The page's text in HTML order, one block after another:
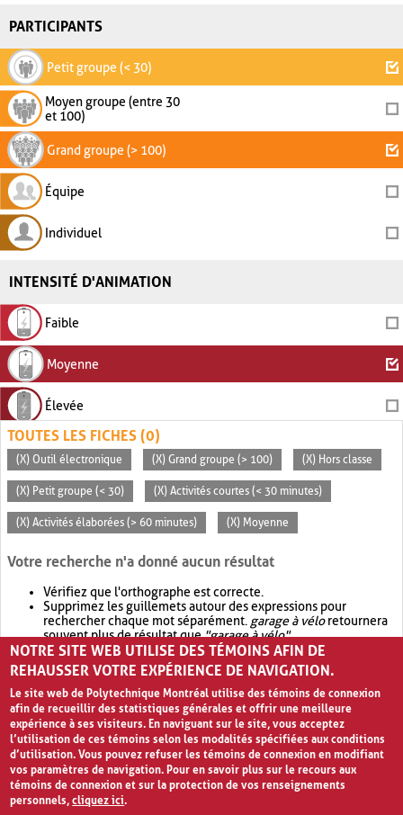
PARTICIPANTS
Petit groupe (< 30)
Moyen groupe (entre 30
et 100)
Grand groupe (> 100)
Équipe
Individuel
INTENSITÉ D'ANIMATION
Faible
Moyenne
Élevée
TOUTES LES FICHES (0)
(X) Outil électronique (X) Grand groupe (> 100) (X) Hors classe
(X) Petit groupe (< 30) (X) Activités courtes (< 30 minutes)
(X) Activités élaborées (> 60 minutes) (X) Moyenne
Votre recherche n'a donné aucun résultat
Vérifiez que l'orthographe est correcte.
Supprimez les guillemets autour des expressions pour
rechercher chaque mot séparément. garage à véloretournera
souvent plus de résultat que"garage à vélo".
Envisagez d'élargir votre recherche avec OR.garage OR vélo
retournera souvent plus de résultat quegarage à vélo
NOTRE SITE WEB UTILISE DES TÉMOINS AFIN DE
REHAUSSER VOTRE EXPÉRIENCE DE NAVIGATION.
Le site web de Polytechnique Montréal utilise des témoins de connexion
afin de recueillir des statistiques générales et offrir une meilleure
expérience à ses visiteurs. En naviguant sur le site, vous acceptez
l’utilisation de ces témoins selon les modalités spécifiées aux conditions
d’utilisation. Vous pouvez refuser les témoins de connexion en modifiant
vos paramètres de navigation. Pour en savoir plus sur le recours aux
témoins de connexion et sur la protection de vos renseignements
personnels,cliquez ici.